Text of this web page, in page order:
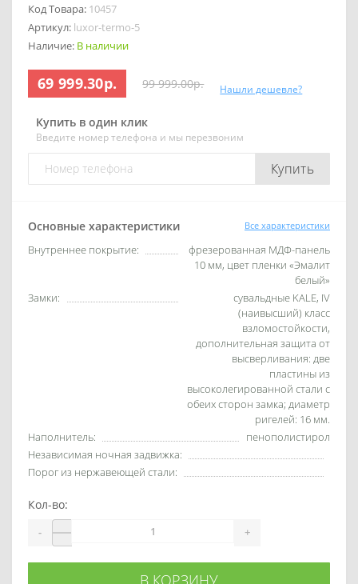
Код Товара: 10457
Артикул: luxor-termo-5
Наличие: В наличии
69 999.30р. 99 999.00р. Нашли дешевле?
Купить в один клик
Введите номер телефона и мы перезвоним
Купить
Основные характеристики Все характеристики
Внутреннее покрытие:
фрезерованная МДФ-панель
10 мм, цвет пленки «Эмалит
белый»
Замки:
сувальдные KALE, IV
(наивысший) класс
взломостойкости,
дополнительная защита от
высверливания: две
пластины из
высоколегированной стали с
обеих сторон замка; диаметр
ригелей: 16 мм.
Наполнитель:
пенополистирол
Независимая ночная задвижка:
Порог из нержавеющей стали:
Кол-во:
- +
В КОРЗИНУ